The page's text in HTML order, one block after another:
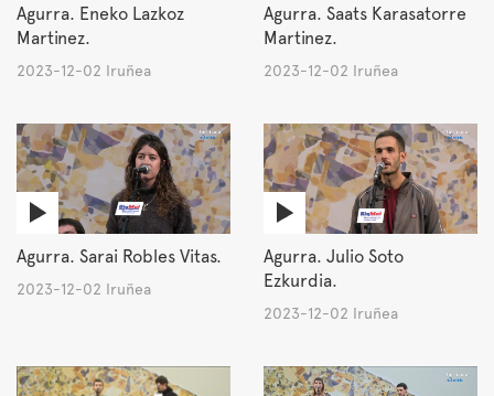
Agurra. Eneko Lazkoz
Martinez.
2023-12-02 Iruñea
Agurra. Saats Karasatorre
Martinez.
2023-12-02 Iruñea
Agurra. Sarai Robles Vitas.
2023-12-02 Iruñea
Agurra. Julio Soto
Ezkurdia.
2023-12-02 Iruñea